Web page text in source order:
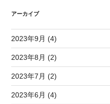
アーカイブ
2023年9月 (4)
2023年8月 (2)
2023年7月 (2)
2023年6月 (4)